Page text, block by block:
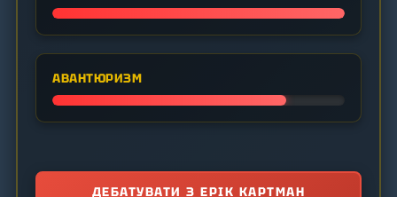
АВАНТЮРИЗМ
ДЕБАТУВАТИ З ЕРІК КАРТМАН